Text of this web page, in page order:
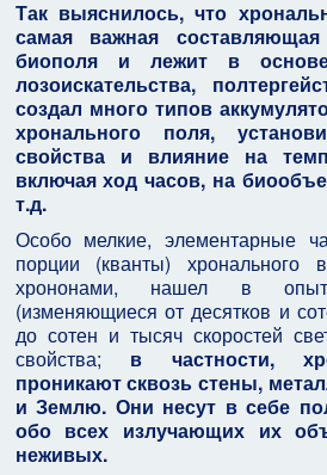
Так выяснилось, что
самая важная
биополя и лежит в основе
лозоискательства,
создал много типов
хронального поля,
свойства и влияние на
включая ход часов, на
т.д.
Особо мелкие, элементарные
порции (кванты) хронального
хрононами, нашел в
(изменяющиеся от десятков и
до сотен и тысяч скоростей
свойства; в частности,
проникают сквозь стены,
и Землю. Они несут в себе
обо всех излучающих их
неживых.